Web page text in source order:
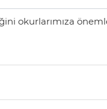
okurlarımıza önemle